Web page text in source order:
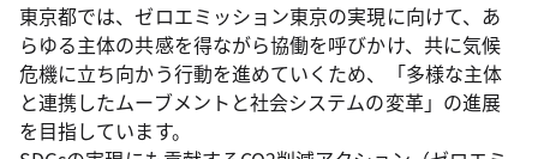
東京都では、ゼロエミッション東京の実現に向けて、あ
らゆる主体の共感を得ながら協働を呼びかけ、共に気候
危機に立ち向かう行動を進めていくため、「多様な主体
と連携したムーブメントと社会システムの変革」の進展
を目指しています。